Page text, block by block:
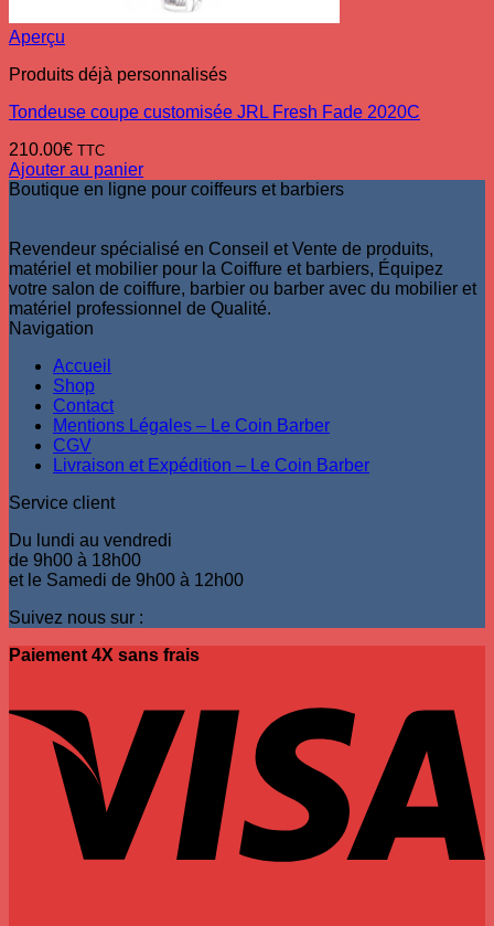
Aperçu
Produits déjà personnalisés
Tondeuse coupe customisée JRL Fresh Fade 2020C
210.00€ TTC
Ajouter au panier
Boutique en ligne pour coiffeurs et barbiers
Revendeur spécialisé en Conseil et Vente de produits,
matériel et mobilier pour la Coiffure et barbiers, Équipez
votre salon de coiffure, barbier ou barber avec du mobilier et
matériel professionnel de Qualité.
Navigation
Accueil
Shop
Contact
Mentions Légales – Le Coin Barber
CGV
Livraison et Expédition – Le Coin Barber
Service client
Du lundi au vendredi
de 9h00 à 18h00
et le Samedi de 9h00 à 12h00
Suivez nous sur :
Paiement 4X sans frais